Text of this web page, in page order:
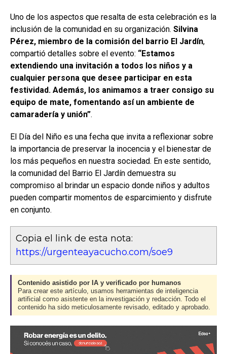
Uno de los aspectos que resalta de esta celebración es la
inclusión de la comunidad en su organización. Silvina
Pérez, miembro de la comisión del barrio El Jardín,
compartió detalles sobre el evento: “Estamos
extendiendo una invitación a todos los niños y a
cualquier persona que desee participar en esta
festividad. Además, los animamos a traer consigo su
equipo de mate, fomentando así un ambiente de
camaradería y unión”.
El Día del Niño es una fecha que invita a reflexionar sobre
la importancia de preservar la inocencia y el bienestar de
los más pequeños en nuestra sociedad. En este sentido,
la comunidad del Barrio El Jardín demuestra su
compromiso al brindar un espacio donde niños y adultos
pueden compartir momentos de esparcimiento y disfrute
en conjunto.
Copia el link de esta nota:
https://urgenteayacucho.com/soe9
Contenido asistido por IA y verificado por humanos
Para crear este artículo, usamos herramientas de inteligencia
artificial como asistente en la investigación y redacción. Todo el
contenido ha sido meticulosamente revisado, editado y aprobado.